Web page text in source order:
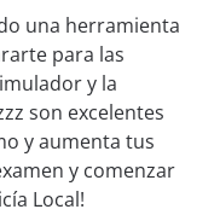
una herramienta
para las
y la
son excelentes
y aumenta tus
y comenzar
Local!